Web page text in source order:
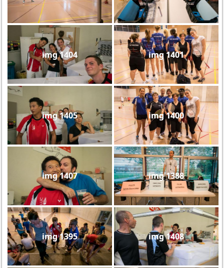
img 1404 img 1401
img 1405 img 1400
img 1407 img 1388
img 1395 img 1408